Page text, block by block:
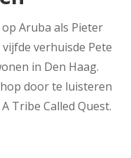
Aruba als Pieter
verhuisde Pete
in Den Haag.
door te luisteren
Tribe Called Quest.